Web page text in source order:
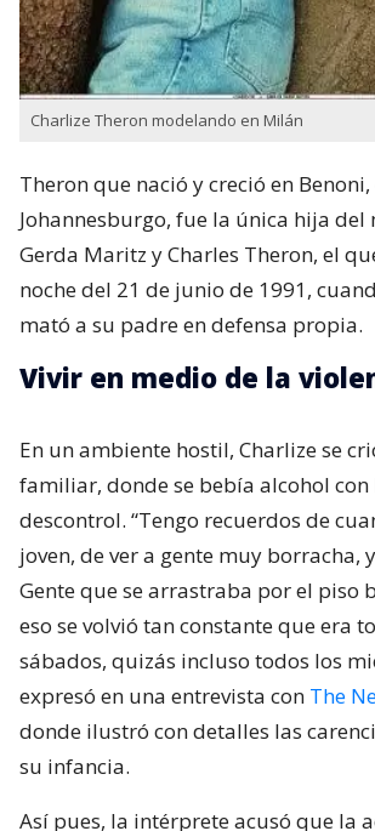
Charlize Theron modelando en Milán
Theron que nació y creció en
Johannesburgo, fue la única hija
Gerda Maritz​ y Charles Theron, el
noche del 21 de junio de 1991,
mató a su padre en defensa propia.
Vivir en medio de la
En un ambiente hostil, Charlize se
familiar, donde se bebía alcohol
descontrol. “Tengo recuerdos de
joven, de ver a gente muy borracha,
Gente que se arrastraba por el piso
eso se volvió tan constante que era
sábados, quizás incluso todos los
expresó en una entrevista con The
donde ilustró con detalles las
su infancia.
Así pues, la intérprete acusó que la